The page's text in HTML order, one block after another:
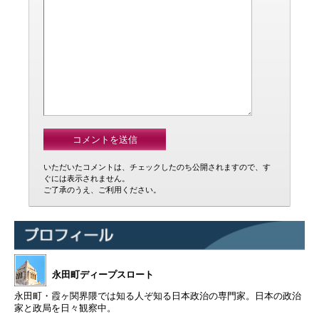
いただいたコメントは、チェックしたのち公開されますので、す
ぐには表示されません。
ご了承のうえ、ご利用ください。
永田町ディープスロート
永田町・霞ヶ関界隈では知る人ぞ知る日本政治の専門家。日本の政治
家と政局を日々観察中。